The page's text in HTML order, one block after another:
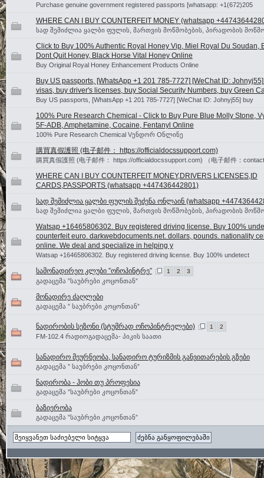
Purchase genuine government registered passports [whatsapp: +1(672)205
WHERE CAN I BUY COUNTERFEIT MONEY (‪whatsapp
სად შემიძლია ყალბი ფულის, მართვის მოწმობების, პირადობის
Click to Buy 100% Authentic Royal Honey Vip, Miel Royal Du Soudan,
Dont Quit Honey, Black Horse Vital Honey Online
Buy Original Royal Honey Enhancement Products Online
Buy US passports, [WhatsApp +1 201 785-7727] [WeChat ID:
visas, buy driver's licenses, buy Social Security Numbers, buy Green
Buy US passports, [WhatsApp +1 201 785-7727] [WeChat ID: Johnyj55] buy
100% Pure Research Chemical - Click to Buy Pure Blue Molly Stone,
5F-ADB, Amphetamine, Cocaine, Fentanyl Online
100% Pure Research Chemical Vენდორ Oნლინე
購買真假護照 (电子邮件： https://officialdocssupport.com)
購買真假護照 (电子邮件： https://officialdocssupport.com) （电子邮件：
WHERE CAN I BUY COUNTERFEIT MONEY,DRIVERS LICENSES,ID
CARDS,PASSPORTS (‪whatsapp +447436442801)
სად შემიძლია ყალბი ფულის შეძენა ონლაინ (whatsapp
სად შემიძლია ყალბი ფულის, მართვის მოწმობების, პირადობის
Watsap +16465806302. Buy registered driving license. Buy 100%
counterfeit euro. darkwebdocuments.net. dollars, pounds. nationality
online. We deal and specialize in helping y
Watsap +16465806302. Buy registered driving license. Buy 100% undetect
სამონადირეო კლუბი ”ოჩოპინტრე” 1 2 3
გადაცემა ”საუბრები კოცონთან”
მონადირე ძაღლები
გადაცემა ” საუბრები კოცონთან”
ნადირობის სეზონი (სტუმრად ოჩოპინტრელები) 1 2
FM-102.4 რადიოგადაცემა- პიკის საათი
სანადირო მეურნეობა, სანადირო ტურიზმის განვითარების გზები
გადაცემა ” საუბრები კოცონთან”
ნადირობა - ჰობი თუ პროფესია
გადაცემა ”საუბრები კოცონთან”
ბაზიერობა
გადაცემა ”საუბრები კოცონთან”